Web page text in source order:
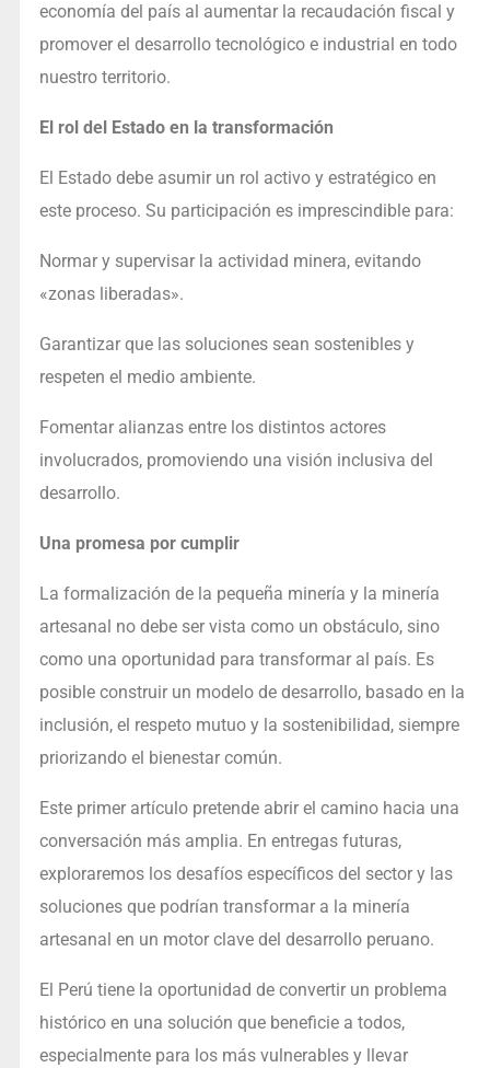
economía del país al aumentar la recaudación fiscal y
promover el desarrollo tecnológico e industrial en todo
nuestro territorio.
El rol del Estado en la transformación
El Estado debe asumir un rol activo y estratégico en
este proceso. Su participación es imprescindible para:
Normar y supervisar la actividad minera, evitando
«zonas liberadas».
Garantizar que las soluciones sean sostenibles y
respeten el medio ambiente.
Fomentar alianzas entre los distintos actores
involucrados, promoviendo una visión inclusiva del
desarrollo.
Una promesa por cumplir
La formalización de la pequeña minería y la minería
artesanal no debe ser vista como un obstáculo, sino
como una oportunidad para transformar al país. Es
posible construir un modelo de desarrollo, basado en la
inclusión, el respeto mutuo y la sostenibilidad, siempre
priorizando el bienestar común.
Este primer artículo pretende abrir el camino hacia una
conversación más amplia. En entregas futuras,
exploraremos los desafíos específicos del sector y las
soluciones que podrían transformar a la minería
artesanal en un motor clave del desarrollo peruano.
El Perú tiene la oportunidad de convertir un problema
histórico en una solución que beneficie a todos,
especialmente para los más vulnerables y llevar